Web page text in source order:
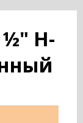
½" Н-